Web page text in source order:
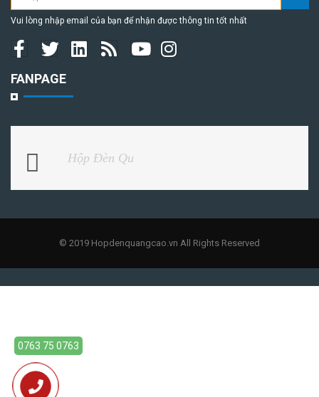
Vui lòng nhập email của bạn để nhận được thông tin tốt nhất
FANPAGE
Hộp Đèn Qu
© 2019 Hopdenquangcao.vn All Rights Reserved
0763 75 0763